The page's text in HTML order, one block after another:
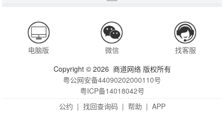
电脑版 微信
找客服
Copyright © 2026 商道网络 版权所有
粤公网安备44090202000110号
粤ICP备14018042号
公约 | 找回查询码 | 帮助 | APP